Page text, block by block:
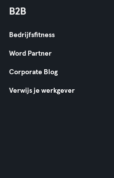
B2B
Bedrijfsfitness
Word Partner
Corporate Blog
Verwijs je werkgever